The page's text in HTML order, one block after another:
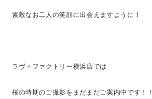
素敵なお二人の笑顔に出会えますように！
ラヴィファクトリー横浜店では
桜の時期のご撮影をまだまだご案内中です！！